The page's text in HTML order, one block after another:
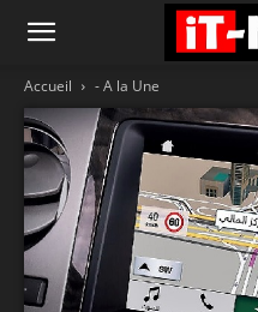
Accueil - A la Une